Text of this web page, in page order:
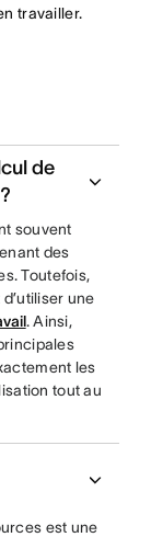
travailler.
de
souvent
des
Toutefois,
une
. Ainsi,
les
tout au
est une